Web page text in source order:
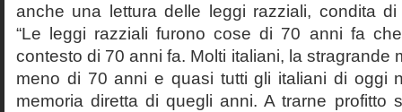
anche una lettura delle leggi razziali, condita di
“Le leggi razziali furono cose di 70 anni fa
contesto di 70 anni fa. Molti italiani, la stragrande
meno di 70 anni e quasi tutti gli italiani di oggi
memoria diretta di quegli anni. A trarne profitto